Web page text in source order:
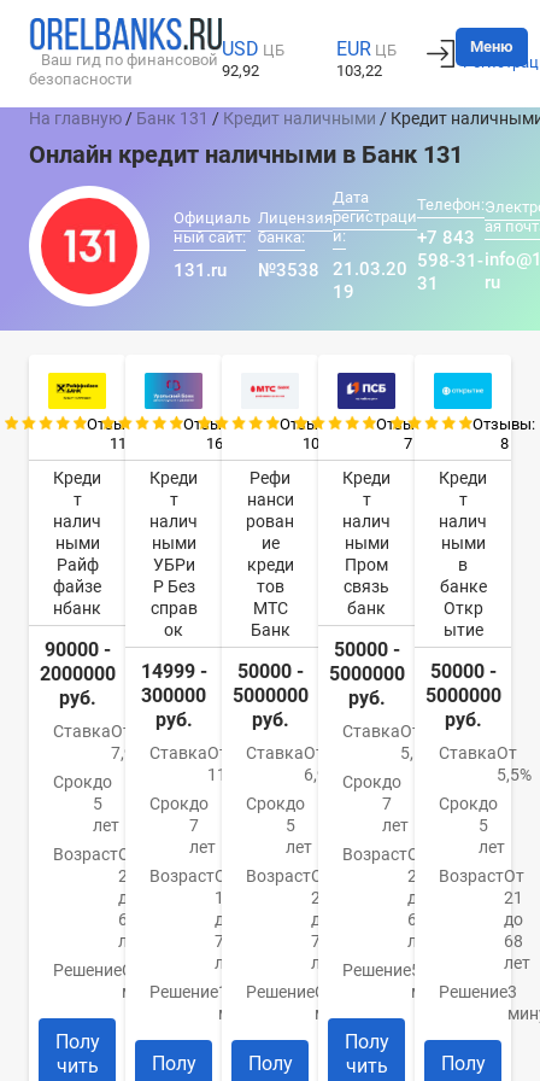
Ваш гид по финансовой
безопасности
USD ЦБ
92,92
EUR ЦБ
103,22
Вход
Меню
На главную / Банк 131 / Кредит наличными / Кредит
Онлайн кредит наличными в Банк 131
Официаль
ный сайт:
131.ru
Лицензия
банка:
№3538
Дата
регистраци
и:
21.03.20
19
Телефон:
+7 843
598-31-
31
ая
ru
Отзывы:
11
Креди
т
налич
ными
Райф
файзе
нбанк
90000 -
2000000
руб.
СтавкаОт
7,99%
Срокдо
5
лет
ВозрастОт
23
до
67
лет
РешениеОт 2
минут
Полу
чить
Отзывы:
16
Креди
т
налич
ными
УБРи
Р Без
справ
ок
14999 -
300000
руб.
СтавкаОт
11%
Срокдо
7
лет
ВозрастОт
19
до
75
лет
Решение15
минут
Полу
Отзывы:
10
Рефи
нанси
рован
ие
креди
тов
МТС
Банк
50000 -
5000000
руб.
СтавкаОт
6,9%
Срокдо
5
лет
ВозрастОт
20
до
70
лет
РешениеОт 15
минут
Полу
Отзывы:
7
Креди
т
налич
ными
Пром
связь
банк
50000 -
5000000
руб.
СтавкаОт
5,5%
Срокдо
7
лет
ВозрастОт
23
до
65
лет
Решение5
минут
Полу
чить
Отзывы:
8
Креди
т
налич
ными
в
банке
Откр
ытие
50000 -
5000000
руб.
СтавкаОт
5,5%
Срокдо
5
лет
ВозрастОт
21
до
68
лет
Решение3
Полу